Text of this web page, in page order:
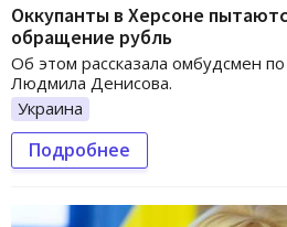
Оккупанты в Херсоне
обращение рубль
Об этом рассказала омбудсмен
Людмила Денисова.
Украина
Подробнее